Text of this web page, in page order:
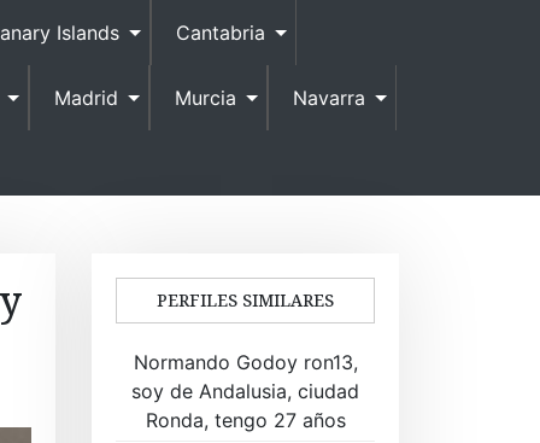
Islands Cantabria
Madrid Murcia Navarra
PERFILES SIMILARES
Normando Godoy ron13,
soy de Andalusia, ciudad
Ronda, tengo 27 años